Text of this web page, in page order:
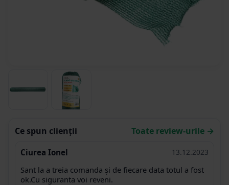
Ce spun clienții Toate review-urile →
Ciurea Ionel 13.12.2023
Sant la a treia comanda și de fiecare data totul a fost
ok.Cu siguranta voi reveni.